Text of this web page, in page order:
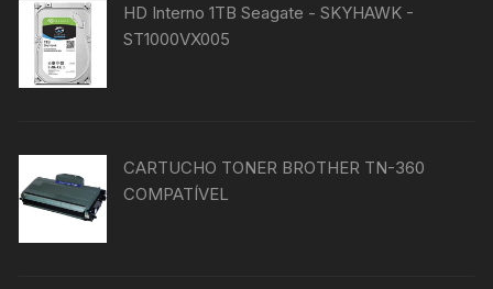
HD Interno 1TB Seagate - SKYHAWK -
ST1000VX005
CARTUCHO TONER BROTHER TN-360
COMPATÍVEL